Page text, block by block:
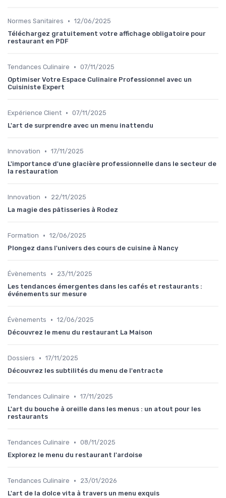
Normes Sanitaires • 12/06/2025
Téléchargez gratuitement votre affichage obligatoire pour
restaurant en PDF
Tendances Culinaire • 07/11/2025
Optimiser Votre Espace Culinaire Professionnel avec un
Cuisiniste Expert
Expérience Client • 07/11/2025
L'art de surprendre avec un menu inattendu
Innovation • 17/11/2025
L'importance d'une glacière professionnelle dans le secteur de
la restauration
Innovation •
22/11/2025
La magie des pâtisseries à Rodez
Formation • 12/06/2025
Plongez dans l'univers des cours de cuisine à Nancy
Évènements •
23/11/2025
Les tendances émergentes dans les cafés et restaurants :
événements sur mesure
Évènements • 12/06/2025
Découvrez le menu du restaurant La Maison
Dossiers • 17/11/2025
Découvrez les subtilités du menu de l'entracte
Tendances Culinaire • 17/11/2025
L'art du bouche à oreille dans les menus : un atout pour les
restaurants
Tendances Culinaire • 08/11/2025
Explorez le menu du restaurant l'ardoise
Tendances Culinaire •
23/01/2026
L'art de la dolce vita à travers un menu exquis